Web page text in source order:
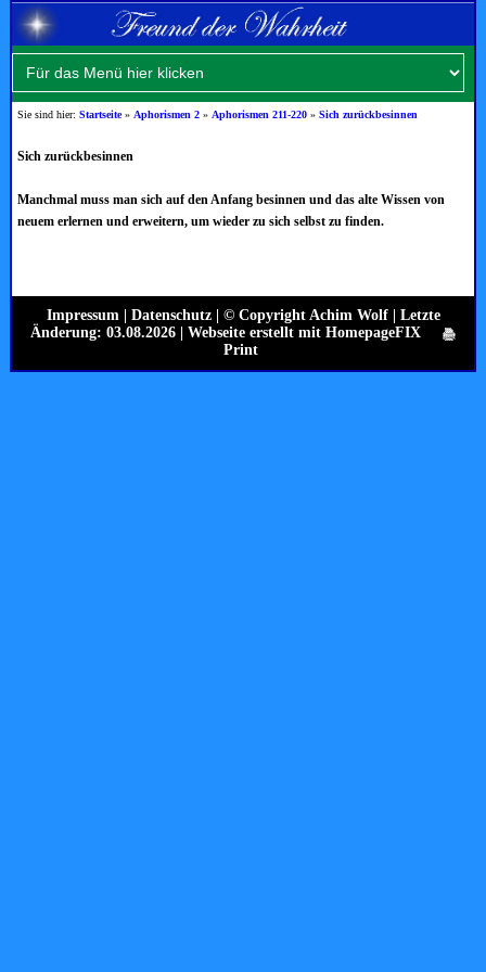
Sie sind hier:Startseite» Aphorismen 2 » Aphorismen 211-220 »Sich zurückbesinnen
Sich zurückbesinnen
Manchmal muss man sich auf den Anfang besinnen und das alte Wissen von
neuem erlernen und erweitern, um wieder zu sich selbst zu finden.
Impressum| Datenschutz| © Copyright Achim Wolf | Letzte
Änderung: 03.08.2026 | Webseite erstellt mit HomepageFIX
Print